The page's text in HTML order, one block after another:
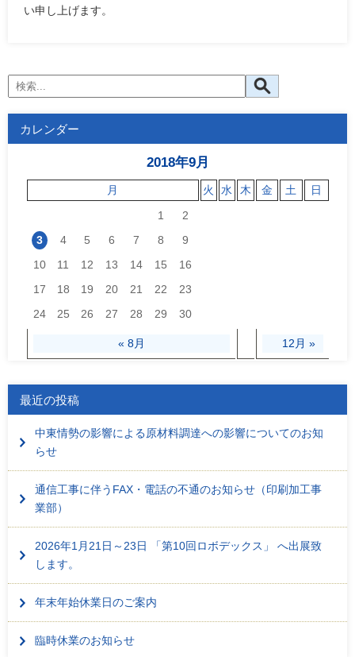
い申し上げます。
カレンダー
2018年9月
月 火 水 木 金 土 日
« 8月 12月 »
1
2
3
4 5 6 7 8
9
10
11 12 13 14 15
16
17
18 19 20 21 22
23
24
25 26 27 28 29 30
最近の投稿
中東情勢の影響による原材料調達への影響についてのお知
らせ
通信工事に伴うFAX・電話の不通のお知らせ（印刷加工事
業部）
2026年1月21日～23日 「第10回ロボデックス」 へ出展致
します。
年末年始休業日のご案内
臨時休業のお知らせ